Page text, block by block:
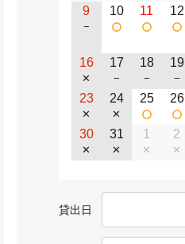
9
−
10 11 12
16
✕
17
−
18
−
19
−
23
✕
24
✕
25 26
30
✕
31
✕
1
✕
2
✕
貸出日